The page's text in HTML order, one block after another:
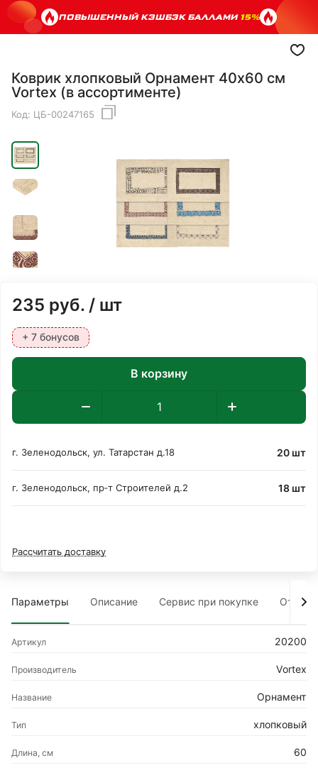
ПОВЫШЕННЫЙ КЭШБЭК БАЛЛАМИ15%
Коврик хлопковый Орнамент 40х60 см
Vortex (в ассортименте)
Код: ЦБ-00247165
235 руб. / шт
+ 7 бонусов
В корзину
г. Зеленодольск, ул. Татарстан д.18 20 шт
г. Зеленодольск, пр‑т Строителей д.2 18 шт
Рассчитать доставку
Параметры Описание Сервис при покупке Отзывы
Артикул 20200
Производитель Vortex
Название Орнамент
Тип хлопковый
Длина, см 60